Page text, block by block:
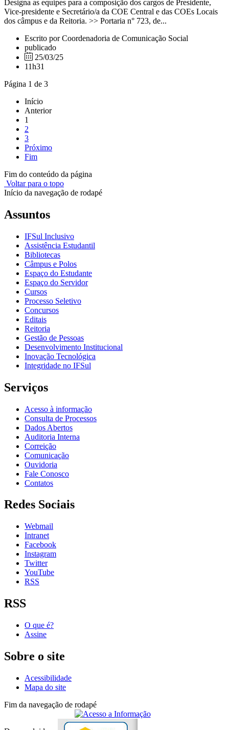
Designa as equipes para a composição dos cargos de Presidente,
Vice-presidente e Secretário/a da COE Central e das COEs Locais
dos câmpus e da Reitoria. >> Portaria n° 723, de...
Escrito por Coordenadoria de Comunicação Social
publicado
25/03/25
11h31
Página 1 de 3
Início
Anterior
1
2
3
Próximo
Fim
Fim do conteúdo da página
Voltar para o topo
Início da navegação de rodapé
Assuntos
IFSul Inclusivo
Assistência Estudantil
Bibliotecas
Câmpus e Polos
Espaço do Estudante
Espaço do Servidor
Cursos
Processo Seletivo
Concursos
Editais
Reitoria
Gestão de Pessoas
Desenvolvimento Institucional
Inovação Tecnológica
Integridade no IFSul
Serviços
Acesso à informação
Consulta de Processos
Dados Abertos
Auditoria Interna
Correição
Comunicação
Ouvidoria
Fale Conosco
Contatos
Redes Sociais
Webmail
Intranet
Facebook
Instagram
Twitter
YouTube
RSS
RSS
O que é?
Assine
Sobre o site
Acessibilidade
Mapa do site
Fim da navegação de rodapé